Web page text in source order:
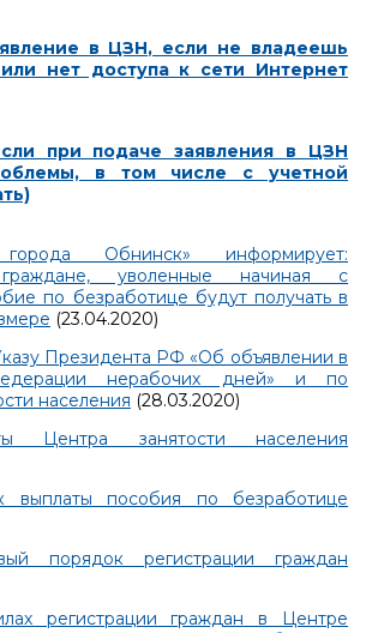
в ЦЗН, если не владеешь
нет доступа к сети Интернет
при подаче заявления в ЦЗН
в том числе с учетной
Обнинск» информирует:
уволенные начиная с
по безработице будут получать в
(23.04.2020)
Президента РФ «Об объявлении в
нерабочих дней» и по
населения (28.03.2020)
Центра занятости населения
выплаты пособия по безработице
порядок регистрации граждан
регистрации граждан в Центре